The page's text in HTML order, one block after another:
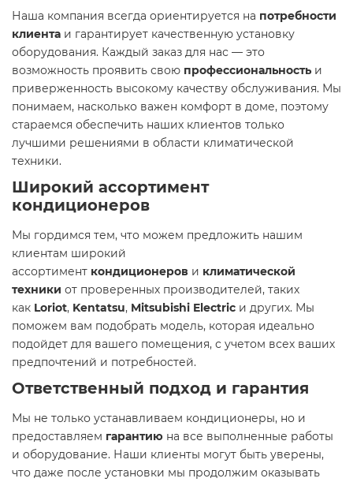
Наша компания всегда ориентируется на потребности
клиента и гарантирует качественную установку
оборудования. Каждый заказ для нас — это
возможность проявить свою профессиональность и
приверженность высокому качеству обслуживания. Мы
понимаем, насколько важен комфорт в доме, поэтому
стараемся обеспечить наших клиентов только
лучшими решениями в области климатической
техники.
Широкий ассортимент
кондиционеров
Мы гордимся тем, что можем предложить нашим
клиентам широкий
ассортимент кондиционеров и климатической
техники от проверенных производителей, таких
как Loriot, Kentatsu, Mitsubishi Electric и других. Мы
поможем вам подобрать модель, которая идеально
подойдет для вашего помещения, с учетом всех ваших
предпочтений и потребностей.
Ответственный подход и гарантия
Мы не только устанавливаем кондиционеры, но и
предоставляем гарантию на все выполненные работы
и оборудование. Наши клиенты могут быть уверены,
что даже после установки мы продолжим оказывать